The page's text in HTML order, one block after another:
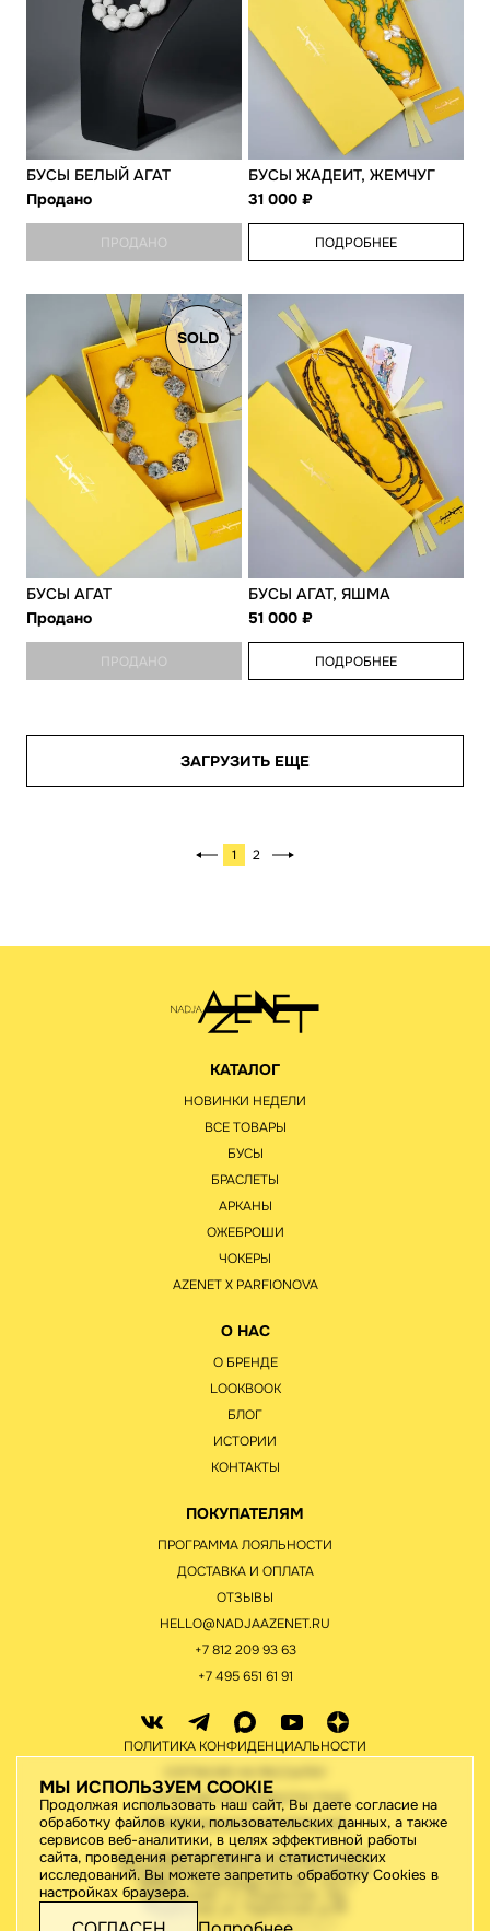
БУСЫ БЕЛЫЙ АГАТ
Продано
ПРОДАНО
БУСЫ ЖАДЕИТ, ЖЕМЧУГ
31 000
ПОДРОБНЕЕ
SOLD
БУСЫ АГАТ
Продано
ПРОДАНО
БУСЫ АГАТ, ЯШМА
51 000
ПОДРОБНЕЕ
ЗАГРУЗИТЬ ЕЩЕ
1 2
МЫ ИСПОЛЬЗУЕМ COOKIE
Продолжая использовать наш сайт, Вы даете согласие на
обработку файлов куки, пользовательских данных, а также
сервисов веб-аналитики, в целях эффективной работы
сайта, проведения ретаргетинга и статистических
исследований. Вы можете запретить обработку Cookies в
настройках браузера.
КАТАЛОГ
НОВИНКИ НЕДЕЛИ
ВСЕ ТОВАРЫ
БУСЫ
БРАСЛЕТЫ
АРКАНЫ
ОЖЕБРОШИ
ЧОКЕРЫ
AZENET Х PARFIONOVA
О НАС
О БРЕНДЕ
LOOKBOOK
БЛОГ
ИСТОРИИ
КОНТАКТЫ
ПОКУПАТЕЛЯМ
ПРОГРАММА ЛОЯЛЬНОСТИ
ДОСТАВКА И ОПЛАТА
ОТЗЫВЫ
HELLO@NADJAAZENET.RU
+7 812 209 93 63
+7 495 651 61 91
ПОЛИТИКА КОНФИДЕНЦИАЛЬНОСТИ
СОГЛАСИЕ НА ОБРАБОТКУ ПНД
ЮРИДИЧЕСКАЯ ИНФОРМАЦИЯ
ИП Старов Николай Геннадьевич / ИНН
780442176410/195276, Санкт-Петербург,
188820, Ленинградская обл., м.р-н
Выборгский, г.п. Рощинское, тер.
Рощинская, ул. Ладожская, д.46
2026 © Все права защищены